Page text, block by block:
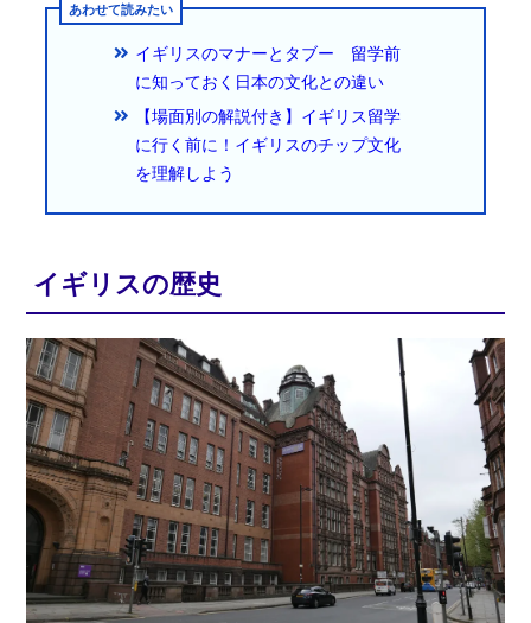
イギリスのマナーとタブー 留学前
に知っておく日本の文化との違い
【場面別の解説付き】イギリス留学
に行く前に！イギリスのチップ文化
を理解しよう
イギリスの歴史